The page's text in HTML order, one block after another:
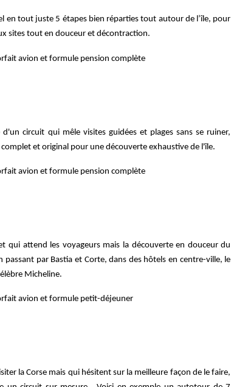
en tout juste 5 étapes bien répartiestout autour de l’île, pour
sites tout en douceur et décontraction.
avion et formule pension complète
circuit qui mêle visites guidées et plages sans se ruiner,
et original pour une découverte exhaustive de l'île.
avion et formule pension complète
qui attend les voyageurs mais la découverte en douceur du
passant par Bastia et Corte, dans des hôtels en centre-ville, le
Micheline.
avion et formule petit-déjeuner
la Corse mais qui hésitent sur la meilleure façon de le faire,